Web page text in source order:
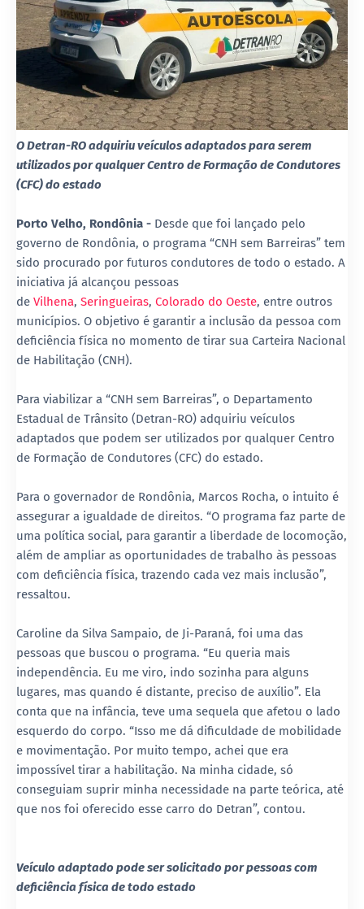
O Detran-RO adquiriu veículos adaptados para serem
utilizados por qualquer Centro de Formação de Condutores
(CFC) do estado
Porto Velho, Rondônia - Desde que foi lançado pelo
governo de Rondônia, o programa “CNH sem Barreiras” tem
sido procurado por futuros condutores de todo o estado. A
iniciativa já alcançou pessoas
de Vilhena, Seringueiras, Colorado do Oeste, entre outros
municípios. O objetivo é garantir a inclusão da pessoa com
deficiência física no momento de tirar sua Carteira Nacional
de Habilitação (CNH).
Para viabilizar a “CNH sem Barreiras”, o Departamento
Estadual de Trânsito (Detran-RO) adquiriu veículos
adaptados que podem ser utilizados por qualquer Centro
de Formação de Condutores (CFC) do estado.
Para o governador de Rondônia, Marcos Rocha, o intuito é
assegurar a igualdade de direitos. “O programa faz parte de
uma política social, para garantir a liberdade de locomoção,
além de ampliar as oportunidades de trabalho às pessoas
com deficiência física, trazendo cada vez mais inclusão”,
ressaltou.
Caroline da Silva Sampaio, de Ji-Paraná, foi uma das
pessoas que buscou o programa. “Eu queria mais
independência. Eu me viro, indo sozinha para alguns
lugares, mas quando é distante, preciso de auxílio”. Ela
conta que na infância, teve uma sequela que afetou o lado
esquerdo do corpo. “Isso me dá dificuldade de mobilidade
e movimentação. Por muito tempo, achei que era
impossível tirar a habilitação. Na minha cidade, só
conseguiam suprir minha necessidade na parte teórica, até
que nos foi oferecido esse carro do Detran”, contou.
Veículo adaptado pode ser solicitado por pessoas com
deficiência física de todo estado